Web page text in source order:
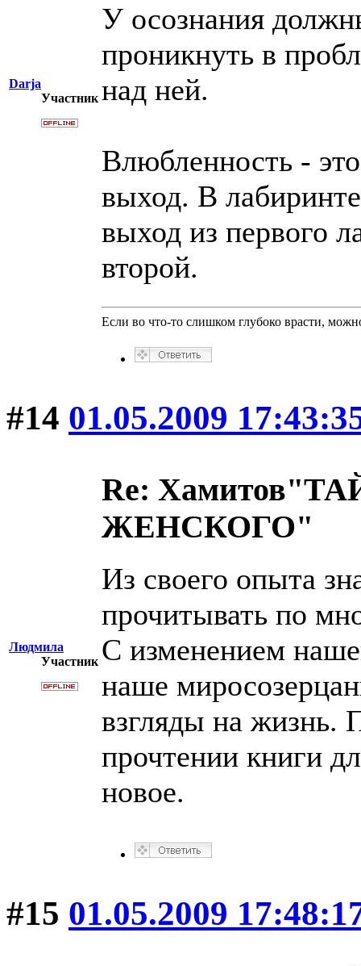
Darja
Участник
У осознания
проникнуть в
над ней.
Влюбленность -
выход. В
выход из первого
второй.
Если во что-то слишком глубоко врасти,
#14 01.05.2009
Людмила
Участник
Re:
ЖЕНСКОГО"
Из своего опыта
прочитывать по
С изменением
наше
взгляды на жизнь.
прочтении книги
новое.
#15 01.05.2009